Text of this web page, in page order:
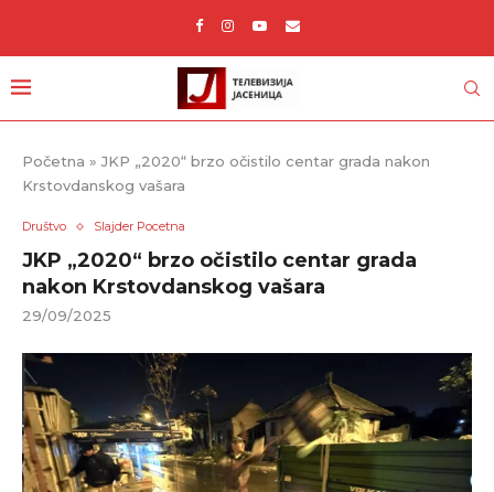
Početna » JKP „2020“ brzo očistilo centar grada nakon
Krstovdanskog vašara
Društvo Slajder Pocetna
JKP „2020“ brzo očistilo centar grada
nakon Krstovdanskog vašara
29/09/2025